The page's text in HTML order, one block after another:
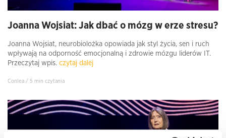
Joanna Wojsiat: Jak dbać o mózg w erze stresu?
Joanna Wojsiat, neurobiolożka opowiada jak styl życia, sen i ruch
wpływają na odporność emocjonalną i zdrowie mózgu liderów IT.
Przeczytaj wpis. czytaj dalej
Conlea / 5 min czytania